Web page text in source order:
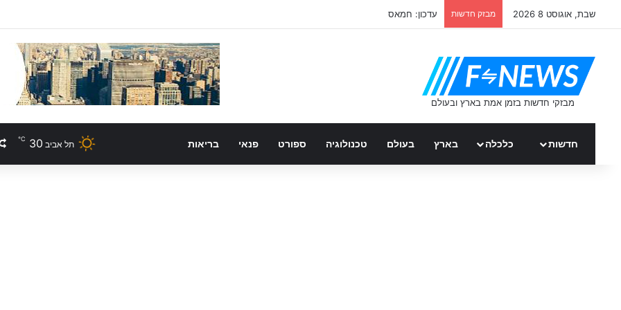
שבת, אוגוסט 8 2026 מבזק חדשות עדכון: חמאס
חדשות כלכלה בארץ בעולם טכנולוגיה ספורט פנאי בריאות תל אביב 30
℃